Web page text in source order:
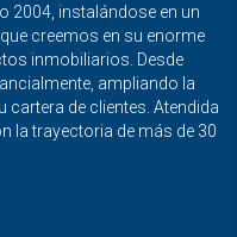
2004, instalándose en un
creemos en su enorme
inmobiliarios. Desde
ampliando la
de clientes. Atendida
la trayectoria de más de 30